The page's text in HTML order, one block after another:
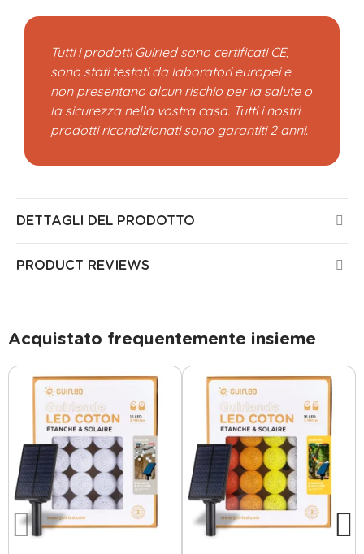
Tutti i prodotti Guirled sono certificati CE,
sono stati testati da laboratori europei e
non presentano alcun rischio per la salute o
la sicurezza nella vostra casa. Tutti i nostri
prodotti ricondizionati sono garantiti 2 anni.
DETTAGLI DEL PRODOTTO
PRODUCT REVIEWS
Acquistato frequentemente insieme